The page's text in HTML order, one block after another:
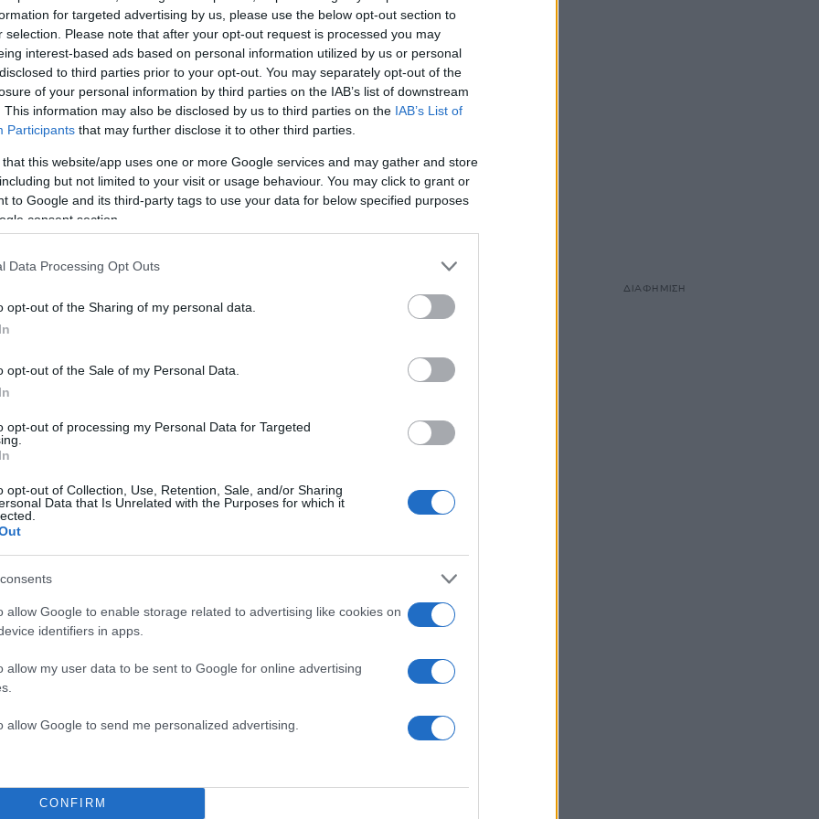
for targeted advertising by us, please use the below opt-out section to
selection. Please note that after your opt-out request is processed you may
interest-based ads based on personal information utilized by us or personal
to third parties prior to your opt-out. You may separately opt-out of the
of your personal information by third parties on the IAB’s list of downstream
This information may also be disclosed by us to third parties on the IAB’s List of
Participants that may further disclose it to other third parties.
that this website/app uses one or more Google services and may gather and store
but not limited to your visit or usage behaviour. You may click to grant or
to Google and its third-party tags to use your data for below specified purposes
consent section.
Data Processing Opt Outs
opt-out of the Sharing of my personal data.
opt-out of the Sale of my Personal Data.
opt-out of processing my Personal Data for Targeted
opt-out of Collection, Use, Retention, Sale, and/or Sharing
Data that Is Unrelated with the Purposes for which it
allow Google to enable storage related to advertising like cookies on
identifiers in apps.
allow my user data to be sent to Google for online advertising
allow Google to send me personalized advertising.
CONFIRM
οι κάτοικοι αναστατώθηκαν σε ολόκληρη την
έγινε αισθητή η δόνηση, σύμφωνα με το Ευρωμεσογειακό
ο διευθυντής του Γεωδυναμικού Ινστιτούτου, Βασίλης
καλά, ας δούμε όμως πώς βαίνει η σεισμική ακολουθία.
θα δούμε πώς βαδίζει η ακολουθία».
ΔΙΑΦΗΜΙΣΗ